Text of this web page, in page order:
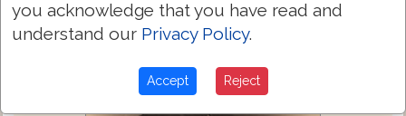
you acknowledge that you have read and
understand our Privacy Policy.
Accept Reject